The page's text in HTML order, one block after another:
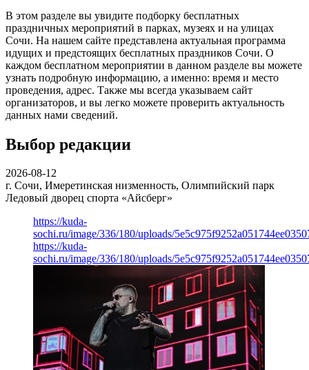
В этом разделе вы увидите подборку бесплатных
праздничных мероприятий в парках, музеях и на улицах
Сочи. На нашем сайте представлена актуальная программа
идущих и предстоящих бесплатных праздников Сочи. О
каждом бесплатном мероприятии в данном разделе вы можете
узнать подробную информацию, а именно: время и место
проведения, адрес. Также мы всегда указываем сайт
организаторов, и вы легко можете проверить актуальность
данных нами сведений.
Выбор редакции
2026-08-12
г. Сочи, Имеретинская низменность, Олимпийский парк
Ледовый дворец спорта «Айсберг»
https://kuda-
sochi.ru/image/336/180/uploads/
https://kuda-
sochi.ru/image/336/180/uploads/